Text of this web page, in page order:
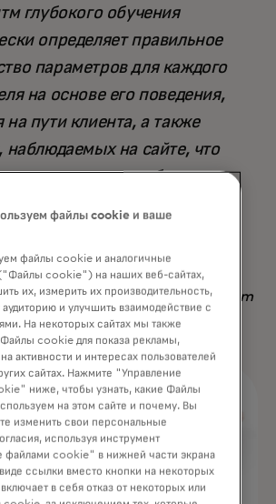
глубокого обучения
определяет правильное
параметров для каждого
на основе его поведения,
пути клиента, а также
наблюдаемых на сайте, что
превосходящим любую
но и по
времени».
Head of Data, GlassesUSA.com
файлы cookie и ваше
файлы cookie и аналогичные
cookie") на наших веб-сайтах,
их, измерить их производительность,
и улучшить взаимодействие с
На некоторых сайтах мы также
cookie для показа рекламы,
активности и интересах пользователей
сайтах. Нажмите "Управление
ниже, чтобы узнать, какие Файлы
на этом сайте и почему. Вы
изменить свои персональные
используя инструмент
файлами cookie" в нижней части экрана
ссылки вместо кнопки на некоторых
в себя отказ от некоторых или